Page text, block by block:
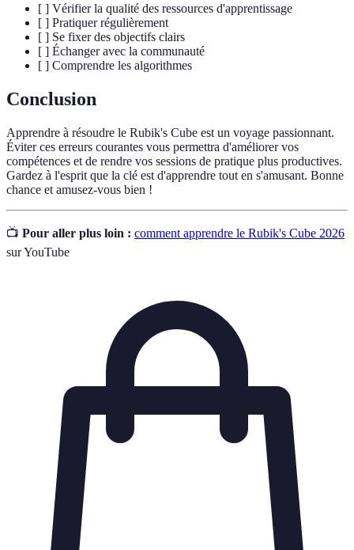
[ ] Vérifier la qualité des ressources d'apprentissage
[ ] Pratiquer régulièrement
[ ] Se fixer des objectifs clairs
[ ] Échanger avec la communauté
[ ] Comprendre les algorithmes
Conclusion
Apprendre à résoudre le Rubik's Cube est un voyage passionnant.
Éviter ces erreurs courantes vous permettra d'améliorer vos
compétences et de rendre vos sessions de pratique plus productives.
Gardez à l'esprit que la clé est d'apprendre tout en s'amusant. Bonne
chance et amusez-vous bien !
📺 Pour aller plus loin : comment apprendre le Rubik's Cube 2026
sur YouTube